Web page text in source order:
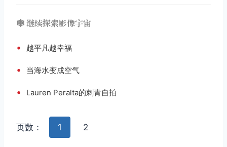
🕸️ 继续探索影像宇宙
• 越平凡越幸福
• 当海水变成空气
• Lauren Peralta的刺青自拍
页数： 1 2